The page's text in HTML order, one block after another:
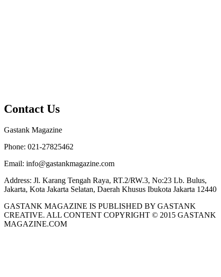
Contact Us
Gastank Magazine
Phone: 021-27825462
Email: info@gastankmagazine.com
Address: Jl. Karang Tengah Raya, RT.2/RW.3, No:23 Lb. Bulus,
Jakarta, Kota Jakarta Selatan, Daerah Khusus Ibukota Jakarta 12440
GASTANK MAGAZINE IS PUBLISHED BY GASTANK
CREATIVE. ALL CONTENT COPYRIGHT © 2015 GASTANK
MAGAZINE.COM